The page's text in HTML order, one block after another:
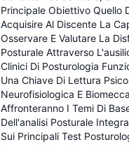
Principale Obiettivo Quello
Acquisire Al Discente La
Osservare E Valutare La
Posturale Attraverso
Clinici Di Posturologia
Una Chiave Di Lettura
Neurofisiologica E
Affronteranno I Temi Di
Dell'analisi Posturale
Sui Principali Test